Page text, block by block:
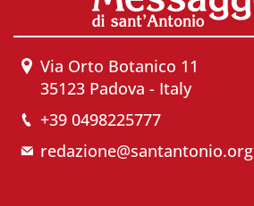
Via Orto Botanico 11
35123 Padova - Italy
+39 0498225777
redazione@santantonio.org